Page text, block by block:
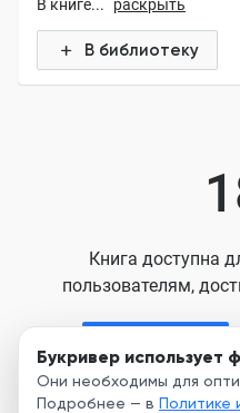
Букривер использует
Они необходимы для
Подробнее — в Политике
В книге...
раскрыть
В библиотеку
Книга доступна
пользователям,